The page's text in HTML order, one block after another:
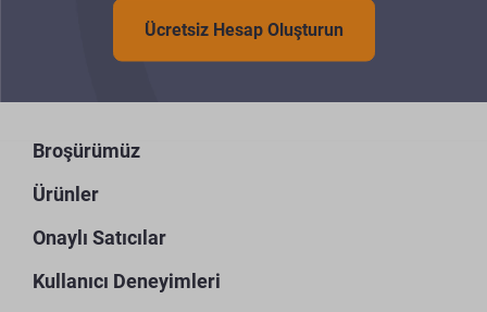
Ücretsiz Hesap Oluşturun
Broşürümüz
Ürünler
Onaylı Satıcılar
Kullanıcı Deneyimleri